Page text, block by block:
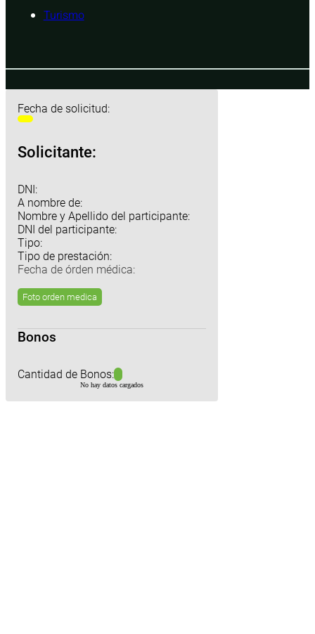
Turismo
Fecha de solicitud:
Solicitante:
DNI:
A nombre de:
Nombre y Apellido del participante:
DNI del participante:
Tipo:
Tipo de prestación:
Fecha de órden médica:
Foto orden medica
Bonos
Cantidad de Bonos:
No hay datos cargados